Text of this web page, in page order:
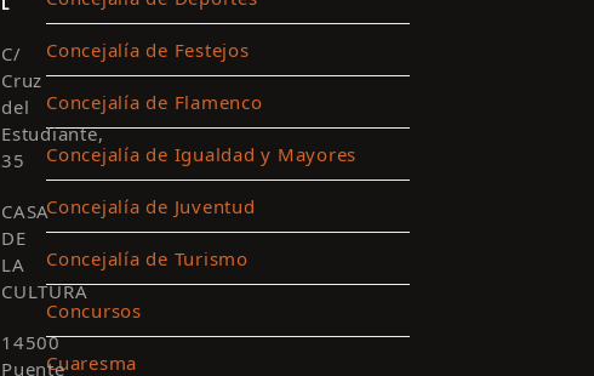
Concejalía de Festejos
Concejalía de Flamenco
Concejalía de Igualdad y Mayores
Concejalía de Juventud
Concejalía de Turismo
Concursos
Cuaresma
L
C/
Cruz
del
Estudiante,
35
CASA
DE
LA
CULTURA
14500
Puente